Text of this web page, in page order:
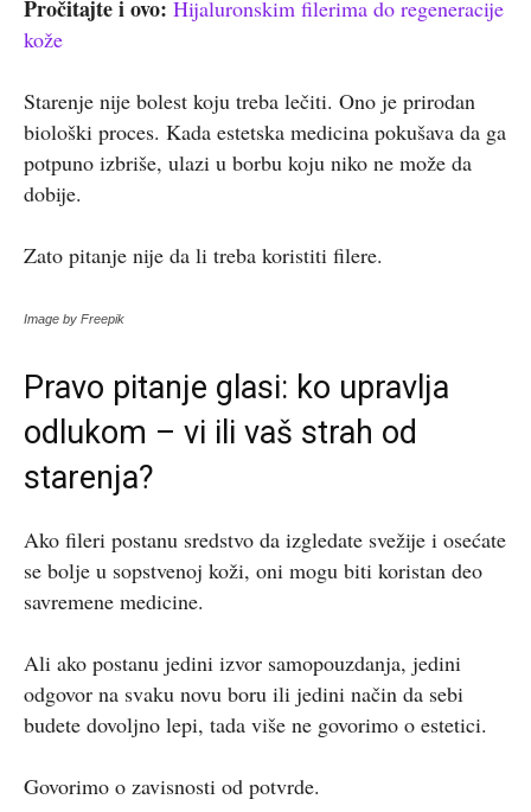
Pročitajte i ovo: Hijaluronskim filerima do regeneracije
kože
Starenje nije bolest koju treba lečiti. Ono je prirodan
biološki proces. Kada estetska medicina pokušava da ga
potpuno izbriše, ulazi u borbu koju niko ne može da
dobije.
Zato pitanje nije da li treba koristiti filere.
Image by Freepik
Pravo pitanje glasi: ko upravlja
odlukom – vi ili vaš strah od
starenja?
Ako fileri postanu sredstvo da izgledate svežije i osećate
se bolje u sopstvenoj koži, oni mogu biti koristan deo
savremene medicine.
Ali ako postanu jedini izvor samopouzdanja, jedini
odgovor na svaku novu boru ili jedini način da sebi
budete dovoljno lepi, tada više ne govorimo o estetici.
Govorimo o zavisnosti od potvrde.